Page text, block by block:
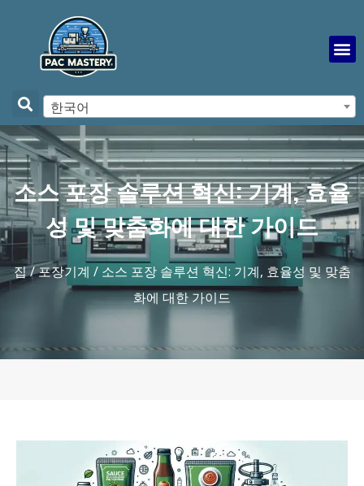
한국어
소스 포장 솔루션 혁신: 기계, 효율
성 및 맞춤화에 대한 가이드
집/포장기계 / 소스 포장 솔루션 혁신: 기계, 효율성 및 맞춤
화에 대한 가이드